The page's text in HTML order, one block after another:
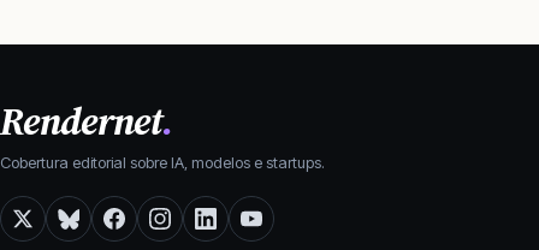
Rendernet.
Cobertura editorial sobre IA, modelos e startups.
X BlueskyFacebookInstagramLinkedInYouTube